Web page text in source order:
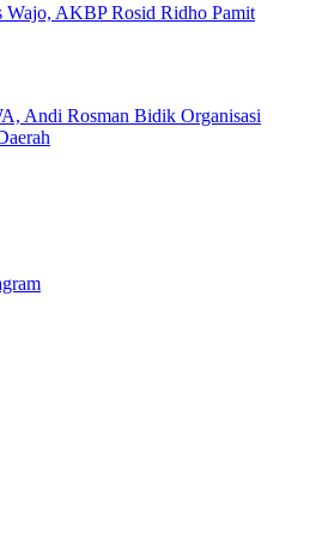
Wajo, AKBP Rosid Ridho Pamit
Andi Rosman Bidik Organisasi